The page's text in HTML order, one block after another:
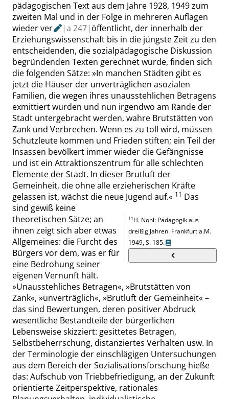
pädagogischen Text aus dem Jahre 1928, 1949 zum
zweiten Mal und in der Folge in mehreren Auflagen
wieder ver
|a 247| öffentlicht, der innerhalb der
Erziehungswissenschaft bis in die jüngste Zeit zu den
entscheidenden, die sozialpädagogische Diskussion
begründenden Texten gerechnet wurde, finden sich
die folgenden Sätze: »In manchen Städten gibt es
jetzt die Häuser der unverträglichen asozialen
Familien, die wegen ihres unausstehlichen Betragens
exmittiert wurden und nun irgendwo am Rande der
Stadt untergebracht werden, wahre Brutstätten von
Zank und Verbrechen. Wenn es zu toll wird, müssen
Schutzleute kommen und Frieden stiften; ein Teil der
Insassen bevölkert immer wieder die Gefängnisse
und ist ein Attraktionszentrum für alle schlechten
Elemente der Stadt. In dieser Brutluft der
Gemeinheit, die ohne alle erzieherischen Kräfte
gelassen ist, wächst die neue Jugend auf.« 11
11H. Nohl: Pädagogik aus
dreißig Jahren. Frankfurta.M.
1949,S. 185.
Das
sind gewiß keine
theoretischen Sätze; an
ihnen zeigt sich aber etwas
Allgemeines: die Furcht des
Bürgers vor dem, was er für
eine Bedrohung seiner
eigenen Vernunft hält.
»Unausstehliches Betragen«, »Brutstätten von
Zank«, »unverträglich«, »Brutluft der Gemeinheit«–
das sind Bewertungen, deren positiver Abdruck
wesentliche Bestandteile der bürgerlichen
Lebensweise skizziert: gesittetes Betragen,
Selbstbeherrschung, distanziertes Verhalten usw. In
der Terminologie der einschlägigen Untersuchungen
aus dem Bereich der Sozialisationsforschung hieße
das: Aufschub von Triebbefriedigung, an der Zukunft
orientierte Zeitperspektive, rationales